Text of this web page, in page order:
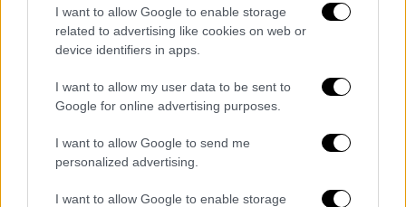
I want to allow Google to enable storage
related to advertising like cookies on web or
device identifiers in apps.
I want to allow my user data to be sent to
Google for online advertising purposes.
I want to allow Google to send me
personalized advertising.
I want to allow Google to enable storage